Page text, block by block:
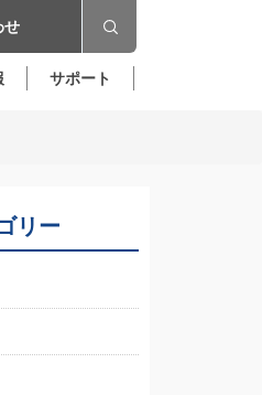
せ
サポート
リー